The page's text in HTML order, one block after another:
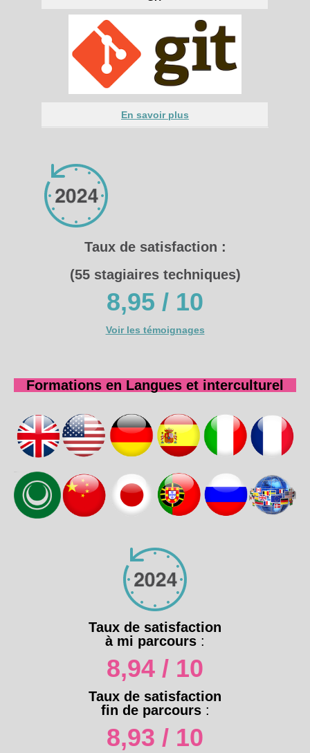
En savoir plus
Taux de satisfaction :
(55 stagiaires techniques)
8,95 / 10
Voir les témoignages
Formations en Langues et interculturel
Taux de satisfaction
à mi parcours :
8,94 / 10
Taux de satisfaction
fin de parcours:
8,93 / 10